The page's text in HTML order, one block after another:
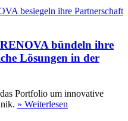
bündeln ihre
Lösungen in der
Portfolio um innovative
» Weiterlesen